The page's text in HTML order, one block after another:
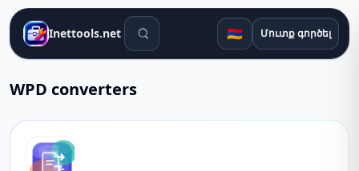
Inettools.net Որոնման գործիքներ
🇦🇲 Մուտք գործել
WPD converters